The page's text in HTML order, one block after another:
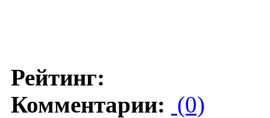
Рейтинг:
Комментарии: (0)